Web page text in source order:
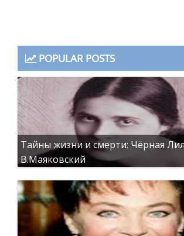
POPULAR POSTS
Тайны жизни и смерти: Чёрная
В.Маяковский